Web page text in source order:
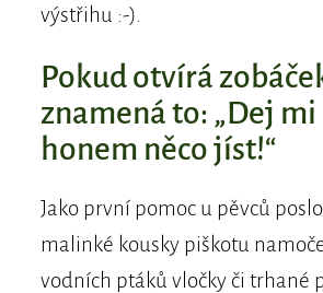
výstřihu :-).
Pokud otvírá
znamená to: „Dej mi
honem něco jíst!“
Jako první pomoc u pěvců
malinké kousky piškotu
vodních ptáků vločky či trhané